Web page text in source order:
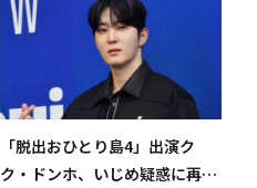
「脱出おひとり島4」出演ク
ク・ドンホ、いじめ疑惑に再び